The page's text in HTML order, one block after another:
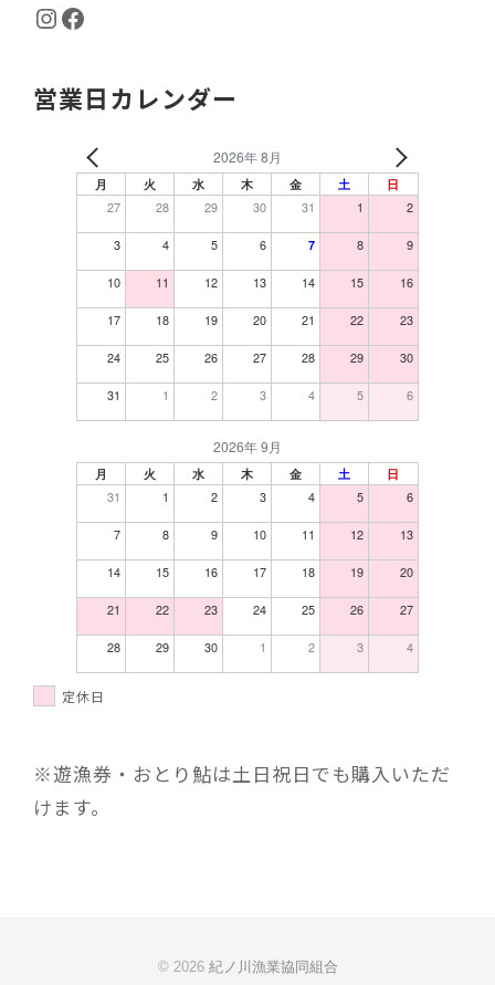
Instagram
Facebook
営業日カレンダー
2026年 8月
月 火 水 木 金 土 日
27 28 29 30 31 1 2
3 4 5 6 7 8 9
10 11 12 13 14 15 16
17 18 19 20 21 22 23
24 25 26 27 28 29 30
31 1 2 3 4 5 6
2026年 9月
月 火 水 木 金 土 日
31 1 2 3 4 5 6
7 8 9 10 11 12 13
14 15 16 17 18 19 20
21 22 23 24 25 26 27
28 29 30 1 2 3 4
定休日
※遊漁券・おとり鮎は土日祝日でも購入いただ
けます。
© 2026 紀ノ川漁業協同組合